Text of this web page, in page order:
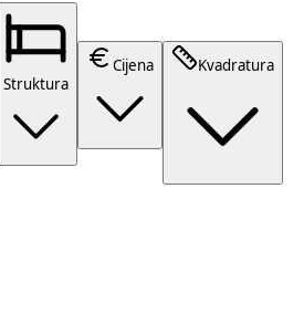
Struktura
Cijena Kvadratura